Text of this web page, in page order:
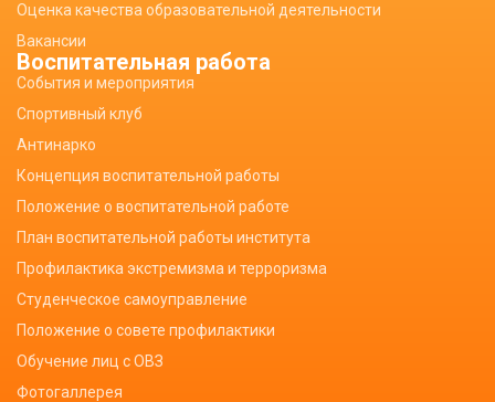
Оценка качества образовательной деятельности
Вакансии
Воспитательная работа
События и мероприятия
Спортивный клуб
Антинарко
Концепция воспитательной работы
Положение о воспитательной работе
План воспитательной работы института
Профилактика экстремизма и терроризма
Студенческое самоуправление
Положение о совете профилактики
Обучение лиц с ОВЗ
Фотогаллерея